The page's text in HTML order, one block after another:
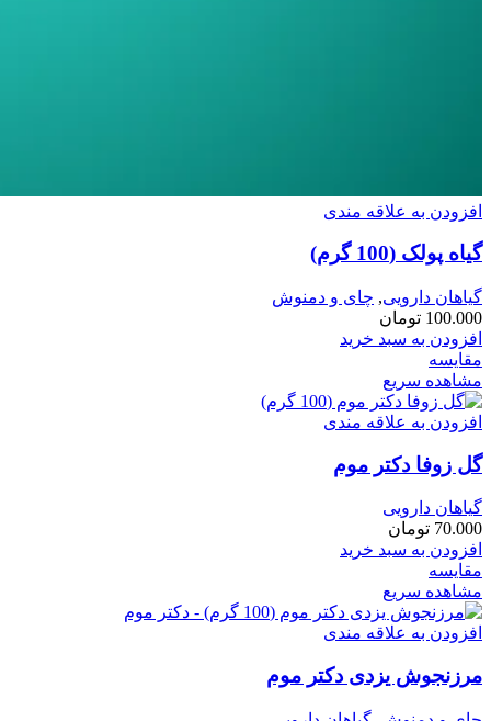
افزودن به علاقه مندی
گیاه پولک (100 گرم)
گیاهان دارویی, چای و دمنوش
100.000 تومان
افزودن به سبد خرید
مقایسه
مشاهده سریع
افزودن به علاقه مندی
گل زوفا دکتر موم
گیاهان دارویی
70.000 تومان
افزودن به سبد خرید
مقایسه
مشاهده سریع
افزودن به علاقه مندی
مرزنجوش یزدی دکتر موم